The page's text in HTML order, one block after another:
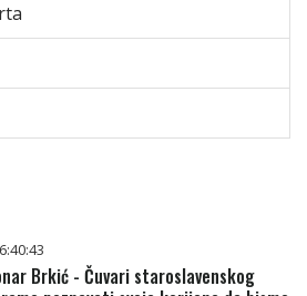
Brkić - Čuvari staroslavenskog